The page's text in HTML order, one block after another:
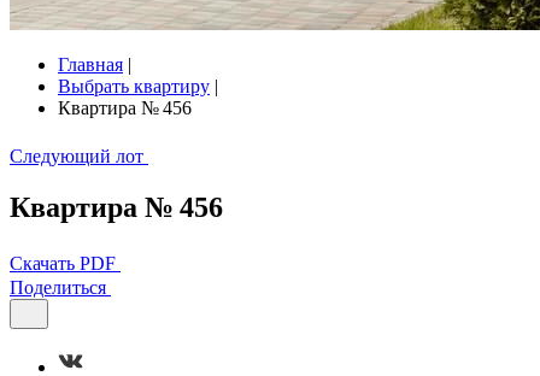
Главная |
Выбрать квартиру |
Квартира № 456
Следующий лот
Квартира № 456
Скачать PDF
Поделиться